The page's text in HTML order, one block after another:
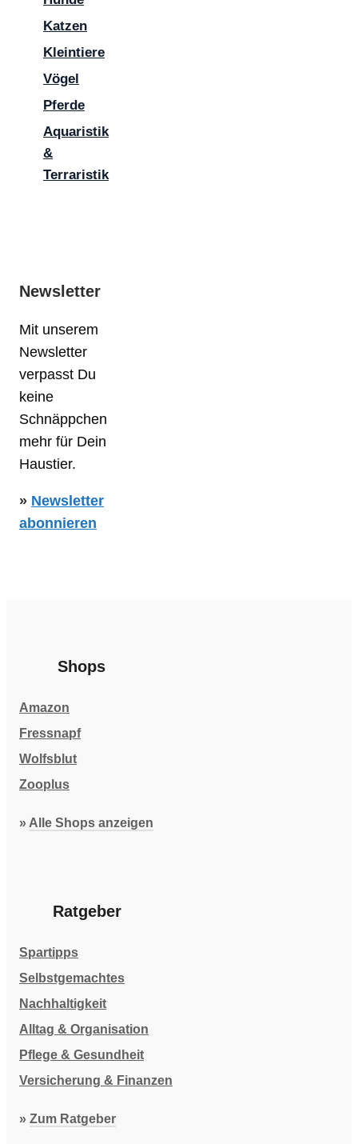
Katzen
Kleintiere
Vögel
Pferde
Aquaristik
&
Terraristik
Newsletter
Mit unserem
Newsletter
verpasst Du
keine
Schnäppchen
mehr für Dein
Haustier.
» Newsletter
abonnieren
Shops
Amazon
Fressnapf
Wolfsblut
Zooplus
» Alle Shops anzeigen
Ratgeber
Spartipps
Selbstgemachtes
Nachhaltigkeit
Alltag & Organisation
Pflege & Gesundheit
Versicherung & Finanzen
» Zum Ratgeber